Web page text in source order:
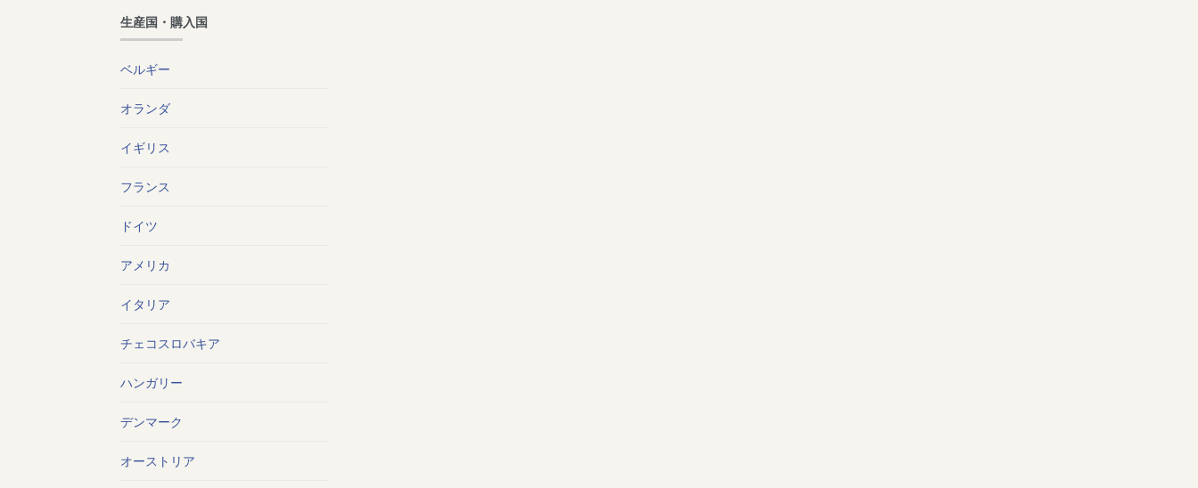
生産国・購入国
ベルギー
オランダ
イギリス
フランス
ドイツ
アメリカ
イタリア
チェコスロバキア
ハンガリー
デンマーク
オーストリア